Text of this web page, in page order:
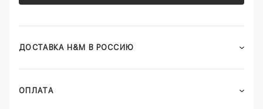
ДОСТАВКА H&M В РОССИЮ
ОПЛАТА